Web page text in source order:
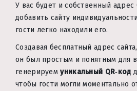
У вас будет и собственный адрес
добавить сайту
гости легко находили его.
Создавая бесплатный адрес
он был простым и понятным для
генерируемуникальный QR‑код
чтобы гости могли моментально